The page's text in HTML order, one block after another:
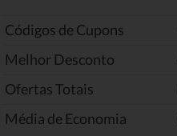
Códigos de Cupons
Melhor Desconto
Ofertas Totais
Média de Economia